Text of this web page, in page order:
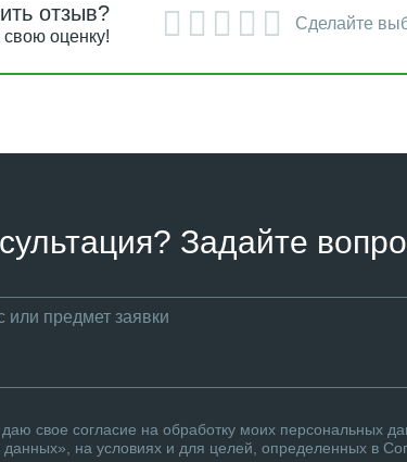
отзыв?
свою оценку!
Сделайте
Задайте
свое согласие на обработку моих персональных
на условиях и для целей, определенных в